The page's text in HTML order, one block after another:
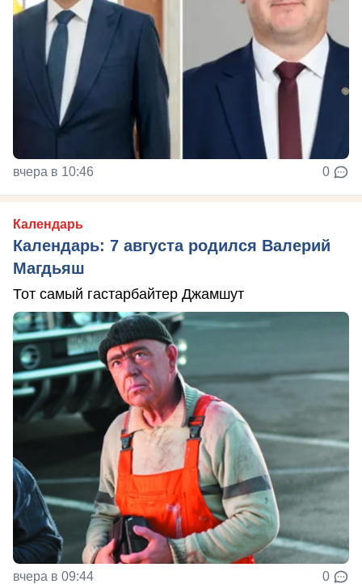
вчера в 10:46 0
Календарь
Календарь: 7 августа родился Валерий
Магдьяш
Тот самый гастарбайтер Джамшут
вчера в 09:44 0